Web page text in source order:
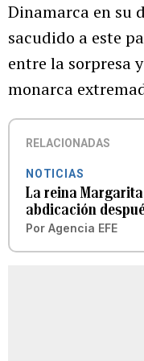
Dinamarca en su
sacudido a este
entre la sorpresa
monarca
RELACIONADAS
NOTICIAS
La reina
abdicación
Por Agencia EFE